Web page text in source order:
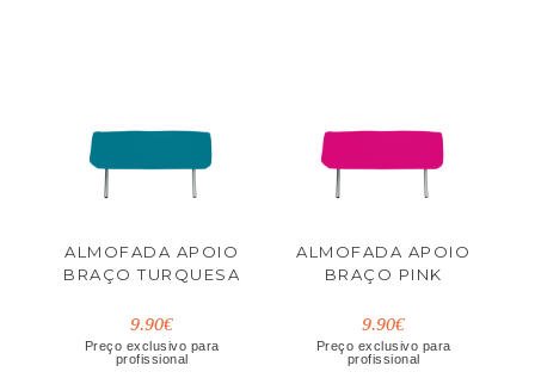
ALMOFADA APOIO
BRAÇO TURQUESA
9.90€
Preço exclusivo para
profissional
ALMOFADA APOIO
BRAÇO PINK
9.90€
Preço exclusivo para
profissional